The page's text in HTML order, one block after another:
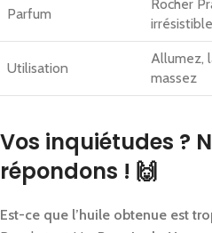
Parfum
Rocher
irrésistible
Utilisation
Allumez,
massez
Vos inquiétudes ?
répondons ! 🙌
Est-ce que l’huile obtenue est